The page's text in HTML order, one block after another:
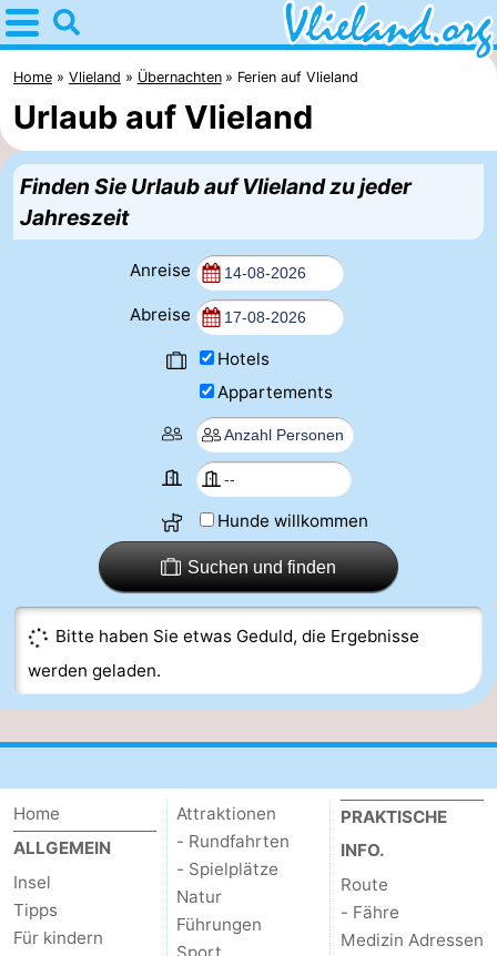
Home
Vlieland
Tipps
Für
kindern
Oost-
Lastminutes
Strand
Sehen
Denkmäler
-
Aussichtspunkte
Attraktionen
-
Home Vlieland Übernachten Ferien auf Vlieland
Urlaub auf Vlieland
Finden Sie Urlaub auf Vlieland zu jeder
Jahreszeit
Anreise
Abreise
Hotels
Appartements
Hunde willkommen
Suchen und finden
Bitte haben Sie etwas Geduld, die Ergebnisse
werden geladen.
Home
ALLGEMEIN
Insel
Tipps
Für kindern
Attraktionen
- Rundfahrten
- Spielplätze
Natur
Führungen
PRAKTISCHE
INFO.
Route
- Fähre
Medizin Adressen